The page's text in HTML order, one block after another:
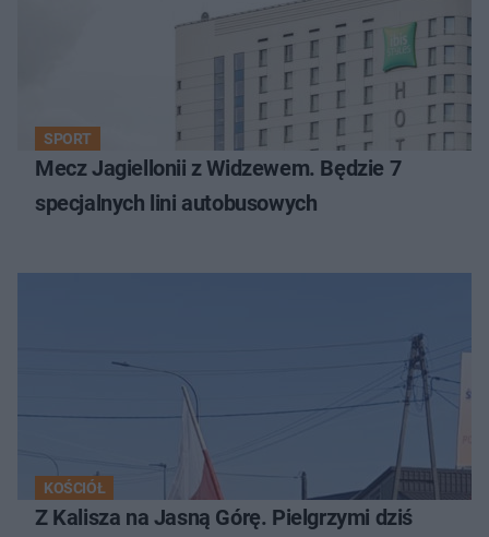
SPORT
Mecz Jagiellonii z Widzewem. Będzie 7
specjalnych lini autobusowych
KOŚCIÓŁ
Z Kalisza na Jasną Górę. Pielgrzymi dziś